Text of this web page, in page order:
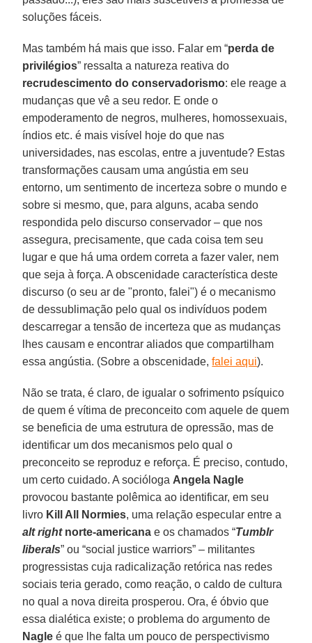
soluções fáceis.
Mas também há mais que isso. Falar em “perda de
privilégios” ressalta a natureza reativa do
recrudescimento do conservadorismo: ele reage a
mudanças que vê a seu redor. E onde o
empoderamento de negros, mulheres, homossexuais,
índios etc. é mais visível hoje do que nas
universidades, nas escolas, entre a juventude? Estas
transformações causam uma angústia em seu
entorno, um sentimento de incerteza sobre o mundo e
sobre si mesmo, que, para alguns, acaba sendo
respondida pelo discurso conservador – que nos
assegura, precisamente, que cada coisa tem seu
lugar e que há uma ordem correta a fazer valer, nem
que seja à força. A obscenidade característica deste
discurso (o seu ar de "pronto, falei") é o mecanismo
de dessublimação pelo qual os indivíduos podem
descarregar a tensão de incerteza que as mudanças
lhes causam e encontrar aliados que compartilham
essa angústia. (Sobre a obscenidade,falei aqui).
Não se trata, é claro, de igualar o sofrimento psíquico
de quem é vítima de preconceito com aquele de quem
se beneficia de uma estrutura de opressão, mas de
identificar um dos mecanismos pelo qual o
preconceito se reproduz e reforça. É preciso, contudo,
um certo cuidado. A socióloga Angela Nagle
provocou bastante polêmica ao identificar, em seu
livro Kill All Normies, uma relação especular entre a
alt rightnorte-americana e os chamados “Tumblr
liberals” ou “social justice warriors” – militantes
progressistas cuja radicalização retórica nas redes
sociais teria gerado, como reação, o caldo de cultura
no qual a nova direita prosperou. Ora, é óbvio que
essa dialética existe; o problema do argumento de
Nagle é que lhe falta um pouco de perspectivismo